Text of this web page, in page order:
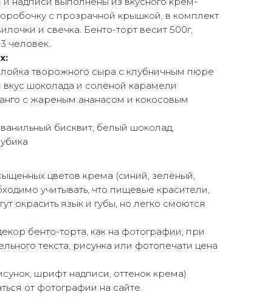
с прозрачной крышкой, в комплект
и свечка. Бенто-торт весит 500г,
человек.
творожного сыра с клубничным пюре
шоколада и солёной карамели
с жареным ананасом и кокосовым
бисквит, белый шоколад,
цветов крема (синий, зелёный,
учитывать, что пищевые красители,
окрасить язык и губы, но легко смоются
бенто-торта, как на фотографии, при
текста, рисунка или фотопечати цена
шрифт надписи, оттенок крема)
от фотографии на сайте.